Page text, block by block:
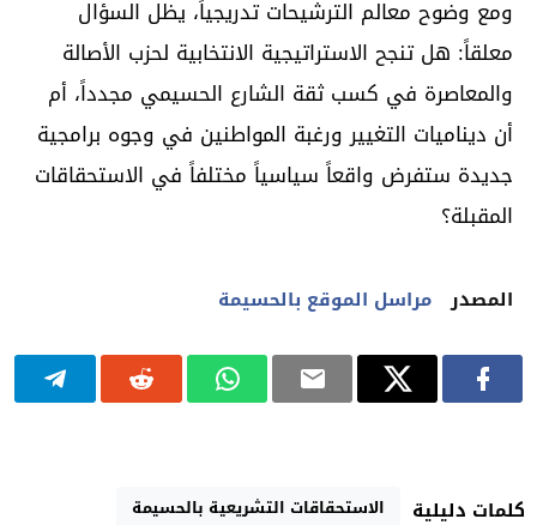
ومع وضوح معالم الترشيحات تدريجياً، يظل السؤال
معلقاً: هل تنجح الاستراتيجية الانتخابية لحزب الأصالة
والمعاصرة في كسب ثقة الشارع الحسيمي مجدداً، أم
أن ديناميات التغيير ورغبة المواطنين في وجوه برامجية
جديدة ستفرض واقعاً سياسياً مختلفاً في الاستحقاقات
المقبلة؟
المصدر مراسل الموقع بالحسيمة
كلمات دليلية
الاستحقاقات التشريعية بالحسيمة